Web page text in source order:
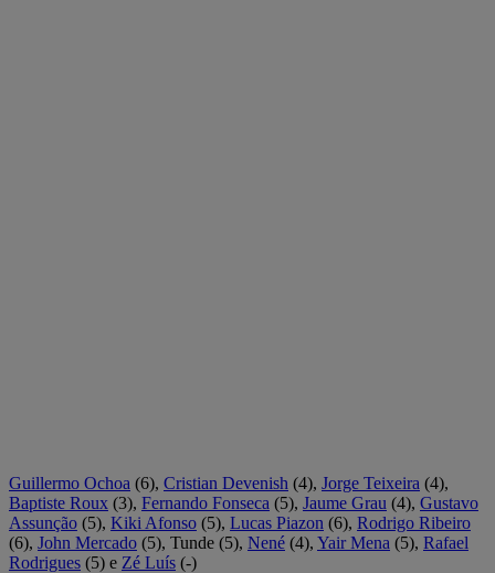
Guillermo Ochoa (6), Cristian Devenish (4), Jorge Teixeira (4),
Baptiste Roux (3), Fernando Fonseca (5), Jaume Grau (4), Gustavo
Assunção (5), Kiki Afonso (5), Lucas Piazon (6), Rodrigo Ribeiro
(6), John Mercado (5), Tunde (5), Nené (4), Yair Mena (5), Rafael
Rodrigues (5) e Zé Luís (-)